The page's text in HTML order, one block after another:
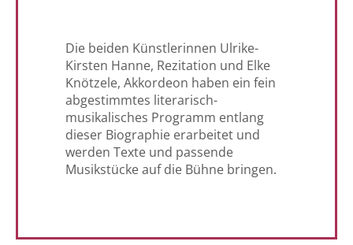
Die beiden Künstlerinnen Ulrike-
Kirsten Hanne, Rezitation und Elke
Knötzele, Akkordeon haben ein fein
abgestimmtes literarisch-
musikalisches Programm entlang
dieser Biographie erarbeitet und
werden Texte und passende
Musikstücke auf die Bühne bringen.